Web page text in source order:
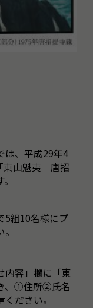
は、平成29年4
東山魁夷 唐招
5組10名様にプ
内容」欄に「東
、①住所②氏名
ださい。